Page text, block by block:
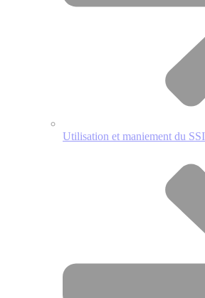
Utilisation et maniement du SSI